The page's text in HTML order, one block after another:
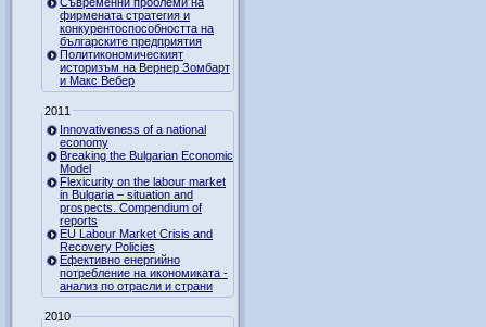
фирмената стратегия и
конкурентоспособността на
българските предприятия
Политикономическият
историзъм на Вернер Зомбарт
и Макс Вебер
2011
Innovativeness of a national
economy
Breaking the Bulgarian Economic
Model
Flexicurity on the labour market
in Bulgaria – situation and
prospects. Compendium of
reports
EU Labour Market Crisis and
Recovery Policies
Ефективно енергийно
потребление на икономиката -
анализ по отрасли и страни
2010